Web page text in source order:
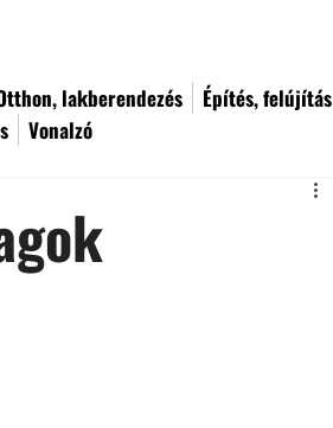
lakberendezés Építés, felújítás
Vonalzó